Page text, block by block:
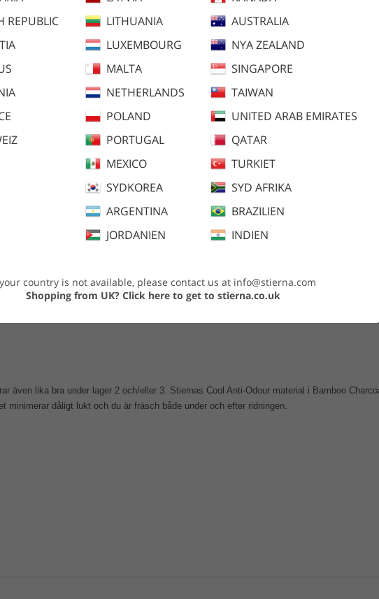
REPUBLIC
LITHUANIA
LUXEMBOURG
MALTA
NETHERLANDS
POLAND
PORTUGAL
MEXICO
SYDKOREA
ARGENTINA
JORDANIEN
AUSTRALIA
NYA ZEALAND
SINGAPORE
TAIWAN
UNITED ARAB EMIRATES
QATAR
TURKIET
SYD AFRIKA
BRAZILIEN
INDIEN
country is not available, please contact us at info@stierna.com
Shopping from UK? Click here to get to stierna.co.uk
även lika bra under lager 2 och/eller 3. Stiernas Cool Anti-Odour material i Bamboo
dåligt lukt och du är fräsch både under och efter ridningen.